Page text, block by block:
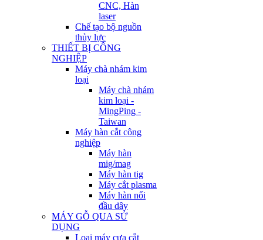
CNC, Hàn
laser
Chế tạo bộ nguồn
thủy lực
THIẾT BỊ CÔNG
NGHIỆP
Máy chà nhám kim
loại
Máy chà nhám
kim loại -
MingPing -
Taiwan
Máy hàn cắt công
nghiệp
Máy hàn
mig/mag
Máy hàn tig
Máy cắt plasma
Máy hàn nối
đầu dây
MÁY GỖ QUA SỬ
DỤNG
Loại máy cưa cắt